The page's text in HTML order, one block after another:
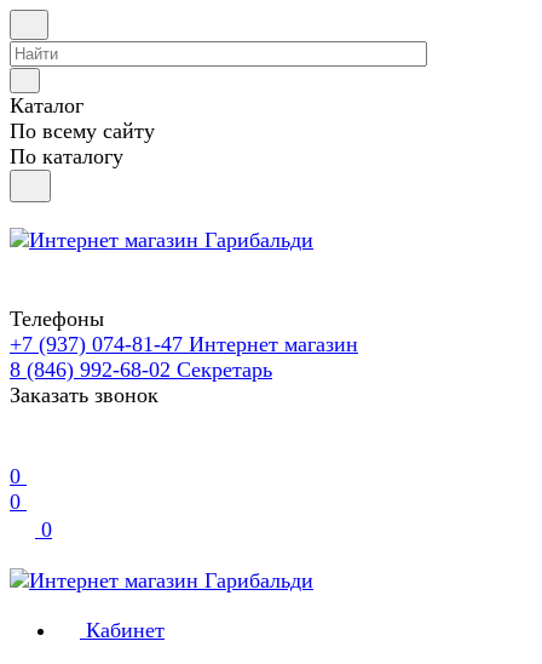
Каталог
По всему сайту
По каталогу
Телефоны
+7 (937) 074-81-47 Интернет магазин
8 (846) 992-68-02 Секретарь
Заказать звонок
0
0
0
Кабинет